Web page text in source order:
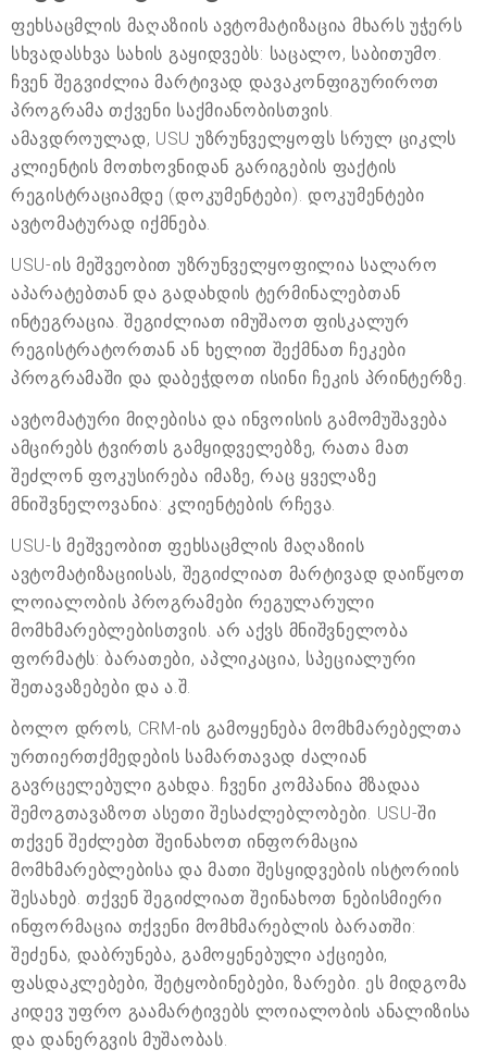
ფეხსაცმლის მაღაზიის ავტომატიზაცია მხარს უჭერს
სხვადასხვა სახის გაყიდვებს: საცალო, საბითუმო.
ჩვენ შეგვიძლია მარტივად დავაკონფიგურიროთ
პროგრამა თქვენი საქმიანობისთვის.
ამავდროულად, USU უზრუნველყოფს სრულ ციკლს
კლიენტის მოთხოვნიდან გარიგების ფაქტის
რეგისტრაციამდე (დოკუმენტები). დოკუმენტები
ავტომატურად იქმნება.
USU-ის მეშვეობით უზრუნველყოფილია სალარო
აპარატებთან და გადახდის ტერმინალებთან
ინტეგრაცია. შეგიძლიათ იმუშაოთ ფისკალურ
რეგისტრატორთან ან ხელით შექმნათ ჩეკები
პროგრამაში და დაბეჭდოთ ისინი ჩეკის პრინტერზე.
ავტომატური მიღებისა და ინვოისის გამომუშავება
ამცირებს ტვირთს გამყიდველებზე, რათა მათ
შეძლონ ფოკუსირება იმაზე, რაც ყველაზე
მნიშვნელოვანია: კლიენტების რჩევა.
USU-ს მეშვეობით ფეხსაცმლის მაღაზიის
ავტომატიზაციისას, შეგიძლიათ მარტივად დაიწყოთ
ლოიალობის პროგრამები რეგულარული
მომხმარებლებისთვის. არ აქვს მნიშვნელობა
ფორმატს: ბარათები, აპლიკაცია, სპეციალური
შეთავაზებები და ა.შ.
ბოლო დროს, CRM-ის გამოყენება მომხმარებელთა
ურთიერთქმედების სამართავად ძალიან
გავრცელებული გახდა. ჩვენი კომპანია მზადაა
შემოგთავაზოთ ასეთი შესაძლებლობები. USU-ში
თქვენ შეძლებთ შეინახოთ ინფორმაცია
მომხმარებლებისა და მათი შესყიდვების ისტორიის
შესახებ. თქვენ შეგიძლიათ შეინახოთ ნებისმიერი
ინფორმაცია თქვენი მომხმარებლის ბარათში:
შეძენა, დაბრუნება, გამოყენებული აქციები,
ფასდაკლებები, შეტყობინებები, ზარები. ეს მიდგომა
კიდევ უფრო გაამარტივებს ლოიალობის ანალიზისა
და დანერგვის მუშაობას.